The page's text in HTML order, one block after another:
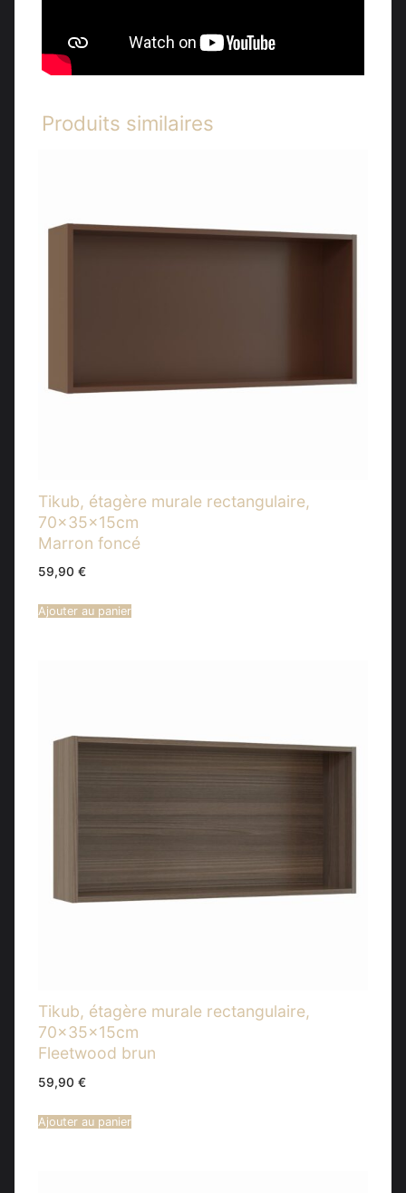
Produits similaires
Tikub, étagère murale rectangulaire,
70x35x15cm
Marron foncé
59,90 €
Ajouter au panier
Tikub, étagère murale rectangulaire,
70x35x15cm
Fleetwood brun
59,90 €
Ajouter au panier